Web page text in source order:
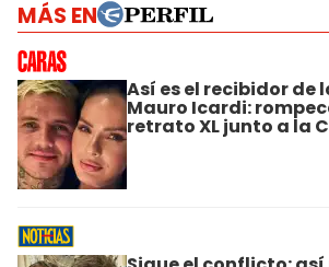
MÁS EN
Así es el recibidor de
Mauro Icardi:
retrato XL junto a la